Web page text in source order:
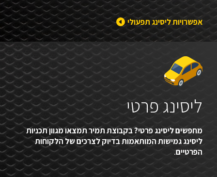
אפשרויות ליסינג תפעולי
ליסינג פרטי
מחפשים ליסינג פרטי? בקבוצת תמיר תמצאו מגוון תכניות
ליסינג גמישות המותאמות בדיוק לצרכים של הלקוחות
הפרטיים.